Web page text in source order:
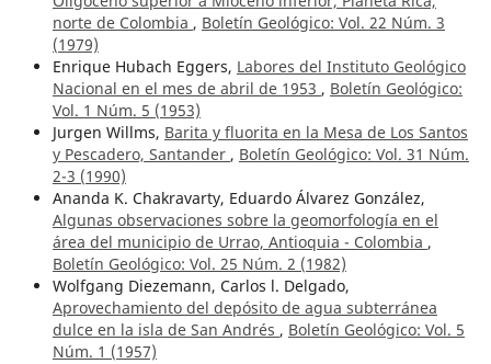
norte de Colombia , Boletín Geológico: Vol. 22 Núm. 3
(1979)
Enrique Hubach Eggers, Labores del Instituto Geológico
Nacional en el mes de abril de 1953 , Boletín Geológico:
Vol. 1 Núm. 5 (1953)
Jurgen Willms, Barita y fluorita en la Mesa de Los Santos
y Pescadero, Santander , Boletín Geológico: Vol. 31 Núm.
2-3 (1990)
Ananda K. Chakravarty, Eduardo Álvarez González,
Algunas observaciones sobre la geomorfología en el
área del municipio de Urrao, Antioquia - Colombia ,
Boletín Geológico: Vol. 25 Núm. 2 (1982)
Wolfgang Diezemann, Carlos l. Delgado,
Aprovechamiento del depósito de agua subterránea
dulce en la isla de San Andrés , Boletín Geológico: Vol. 5
Núm. 1 (1957)